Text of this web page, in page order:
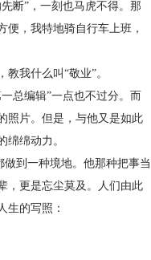
断”，一刻也马虎不得。那
，我特地骑自行车上班，
我什么叫“敬业”。
总编辑”一点也不过分。而
照片。但是，与他又是如此
绵动力。
到一种境地。他那种把事当
，更是忘尘莫及。人们由此
生的写照：